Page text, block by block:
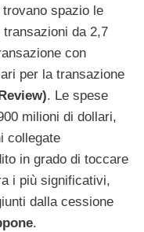
spazio le
da 2,7
con
per la transazione
. Le spese
milioni di dollari,
collegate
in grado di toccare
i più significativi,
dalla cessione
.